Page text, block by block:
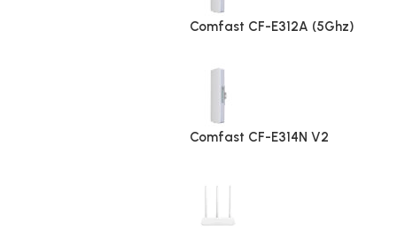
Comfast CF-E312A (5Ghz)
Comfast CF-E314N V2